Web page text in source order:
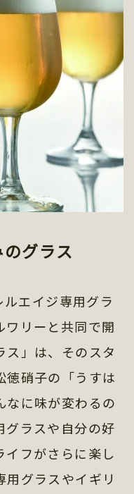
グラス
エイジ専用グラ
ワリーと共同で開
ス」は、そのスタ
徳硝子の「うすは
なに味が変わるの
グラスや自分の好
イフがさらに楽し
用グラスやイギリ